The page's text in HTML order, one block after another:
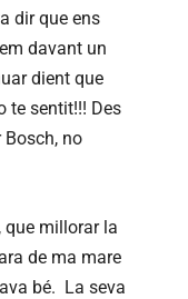
dir que ens
davant un
dient que
te sentit!!! Des
no
que millorar la
de ma mare
bé. La seva